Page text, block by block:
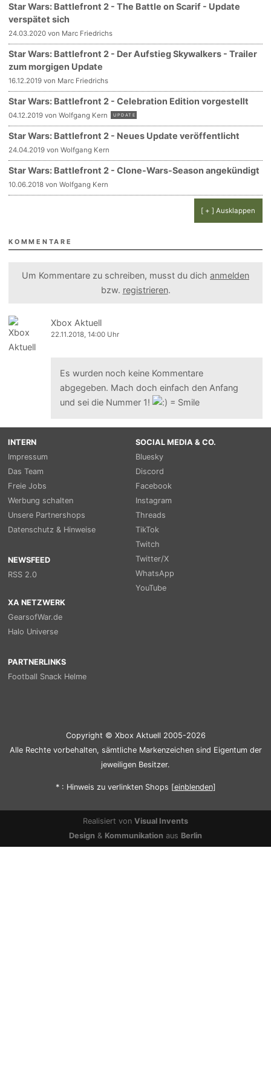
Star Wars: Battlefront 2 - The Battle on Scarif - Update
verspätet sich
24.03.2020 von Marc Friedrichs
Star Wars: Battlefront 2 - Der Aufstieg Skywalkers - Trailer
zum morgigen Update
16.12.2019 von Marc Friedrichs
Star Wars: Battlefront 2 - Celebration Edition vorgestellt
04.12.2019 von Wolfgang Kern UPDATE
Star Wars: Battlefront 2 - Neues Update veröffentlicht
24.04.2019 von Wolfgang Kern
Star Wars: Battlefront 2 - Clone-Wars-Season angekündigt
10.06.2018 von Wolfgang Kern
[ + ] Ausklappen
KOMMENTARE
Um Kommentare zu schreiben, musst du dich anmelden
bzw. registrieren.
Xbox Aktuell
22.11.2018, 14:00 Uhr
Es wurden noch keine Kommentare
abgegeben. Mach doch einfach den Anfang
und sei die Nummer 1!
INTERN
Impressum
Das Team
Freie Jobs
Werbung schalten
Unsere Partnershops
Datenschutz & Hinweise
NEWSFEED
RSS 2.0
SOCIAL MEDIA & CO.
Bluesky
Discord
Facebook
Instagram
Threads
TikTok
Twitch
Twitter/X
WhatsApp
YouTube
XA NETZWERK
GearsofWar.de
Halo Universe
PARTNERLINKS
Football Snack Helme
Copyright © Xbox Aktuell 2005-2026
Alle Rechte vorbehalten, sämtliche Markenzeichen sind Eigentum der
jeweiligen Besitzer.
* : Hinweis zu verlinkten Shops [einblenden]
Realisiert von Visual Invents
Design & Kommunikation aus Berlin